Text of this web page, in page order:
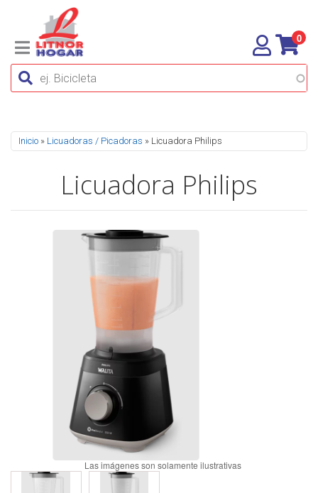
0
Se encuentra usted aquí
Inicio » Licuadoras / Picadoras » Licuadora Philips
Licuadora Philips